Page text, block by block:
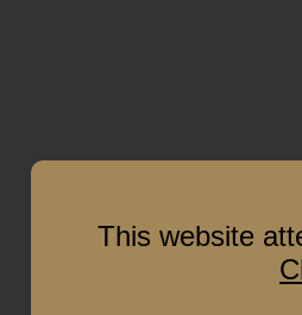
This website